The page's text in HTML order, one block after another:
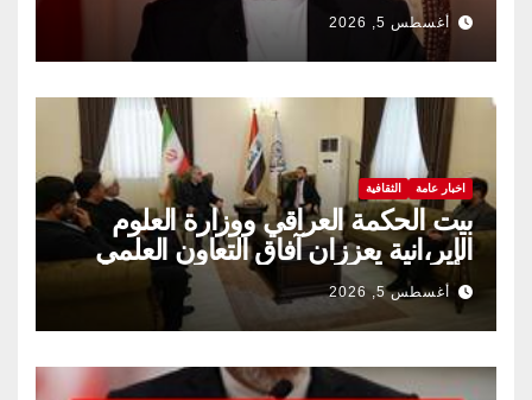
أغسطس 5, 2026
اخبار عامة الثقافية
بيت الحكمة العراقي ووزارة العلوم
الإير،انية يعززان آفاق التعاون العلمي
والثقافي.
أغسطس 5, 2026